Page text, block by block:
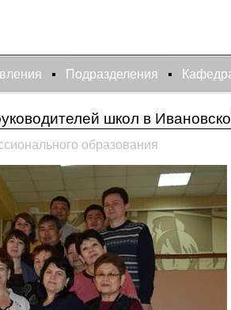
Подразделения
школ в
образования